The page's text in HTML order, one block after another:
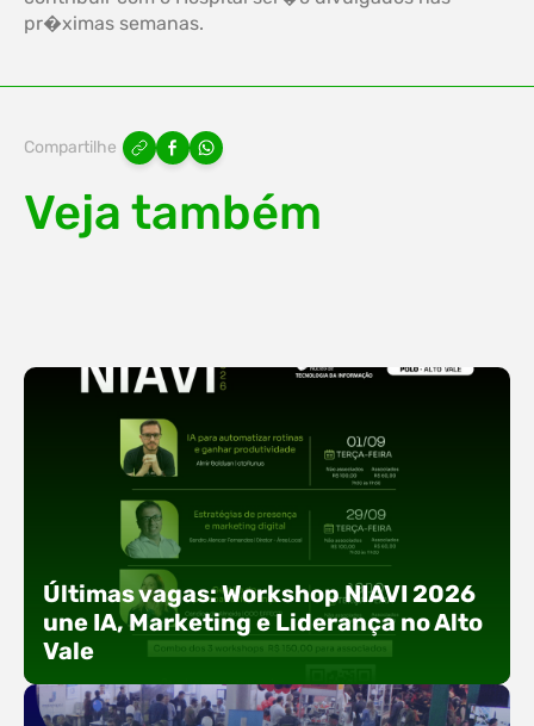
pr�ximas semanas.
Compartilhe
Veja também
Últimas vagas: Workshop NIAVI 2026
une IA, Marketing e Liderança no Alto
Vale